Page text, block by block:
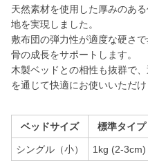
天然素材を使用した厚みのあ
地を実現しました。
敷布団の弾力性が適度な硬さ
骨の成長をサポートします。
木製ベッドとの相性も抜群で
を通じて快適にお使いいただけ
ベッドサイズ 標準タイプ
シングル（小） 1kg (2-3cm)